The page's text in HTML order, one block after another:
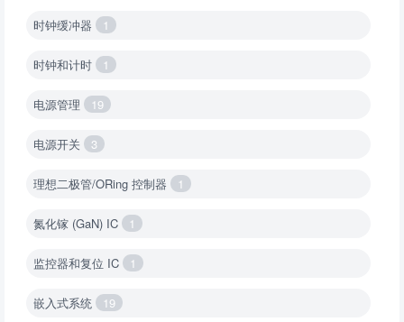
时钟缓冲器 1
时钟和计时 1
电源管理 19
电源开关 3
理想二极管/ORing 控制器 1
氮化镓 (GaN) IC 1
监控器和复位 IC 1
嵌入式系统 19